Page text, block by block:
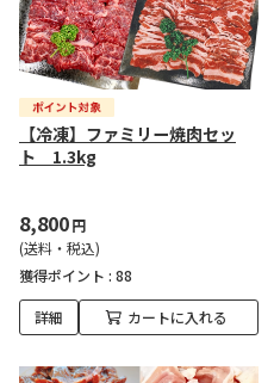
【冷凍】ファミリー焼肉セッ
ト 1.3kg
8,800円
(送料・税込)
獲得ポイント : 88
詳細 カートに入れる